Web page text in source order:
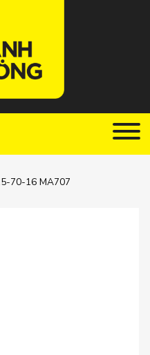
70-16 MA707